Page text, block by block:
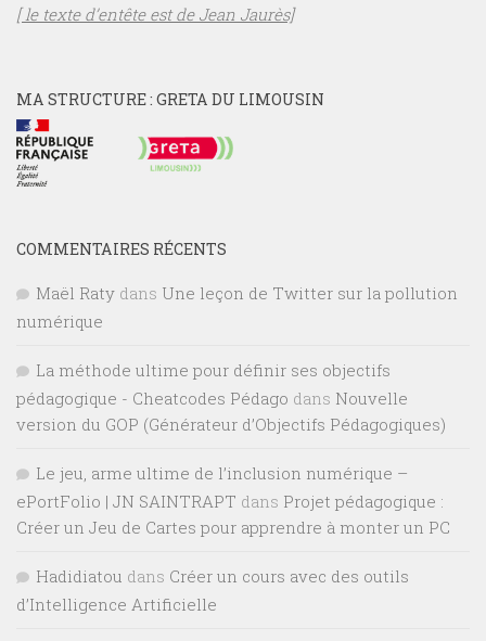
[ le texte d’entête est de Jean Jaurès]
MA STRUCTURE : GRETA DU LIMOUSIN
COMMENTAIRES RÉCENTS
Maël Raty dans Une leçon de Twitter sur la pollution
numérique
La méthode ultime pour définir ses objectifs
pédagogique - Cheatcodes Pédago dans Nouvelle
version du GOP (Générateur d’Objectifs Pédagogiques)
Le jeu, arme ultime de l’inclusion numérique –
ePortFolio | JN SAINTRAPT dans Projet pédagogique :
Créer un Jeu de Cartes pour apprendre à monter un PC
Hadidiatou dans Créer un cours avec des outils
d’Intelligence Artificielle